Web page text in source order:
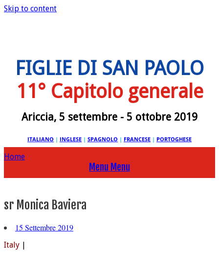
Skip to content
FIGLIE DI SAN PAOLO
11° Capitolo generale
Ariccia, 5 settembre - 5 ottobre 2019
ITALIANO | INGLESE | SPAGNOLO | FRANCESE | PORTOGHESE
Home
Menu Menu
sr Monica Baviera
15 Settembre 2019
Italy |